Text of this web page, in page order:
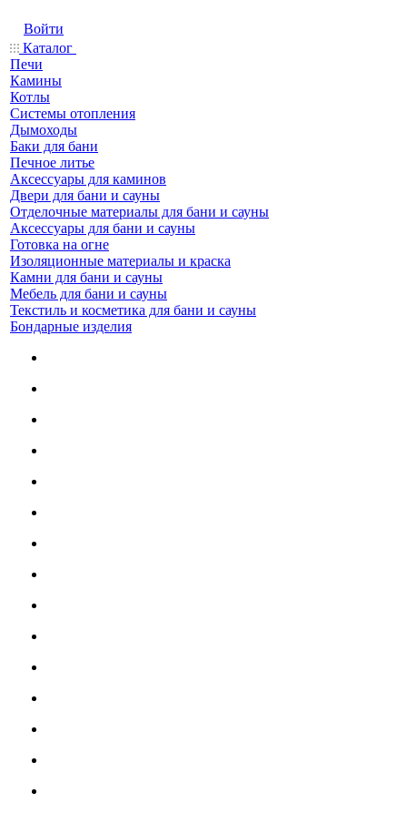
Войти
Каталог
Печи
Камины
Котлы
Системы отопления
Дымоходы
Баки для бани
Печное литье
Аксессуары для каминов
Двери для бани и сауны
Отделочные материалы для бани и сауны
Аксессуары для бани и сауны
Готовка на огне
Изоляционные материалы и краска
Камни для бани и сауны
Мебель для бани и сауны
Текстиль и косметика для бани и сауны
Бондарные изделия